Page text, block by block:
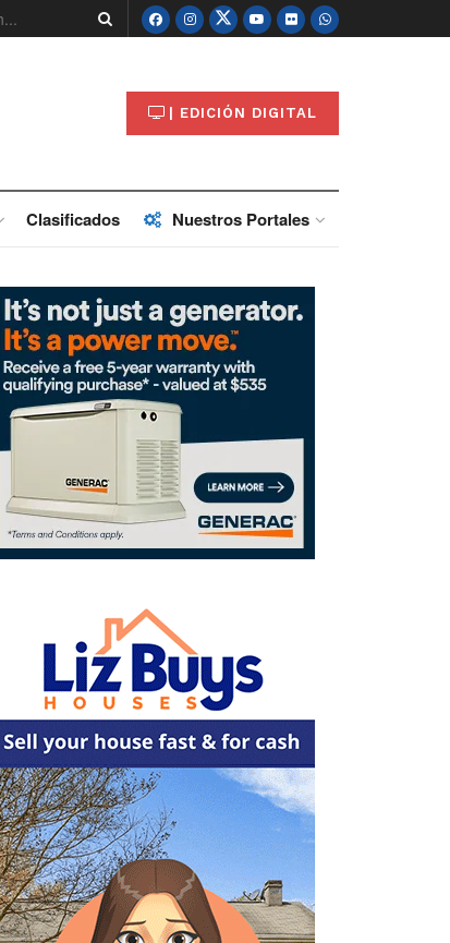
| EDICIÓN DIGITAL
Clasificados Nuestros Portales